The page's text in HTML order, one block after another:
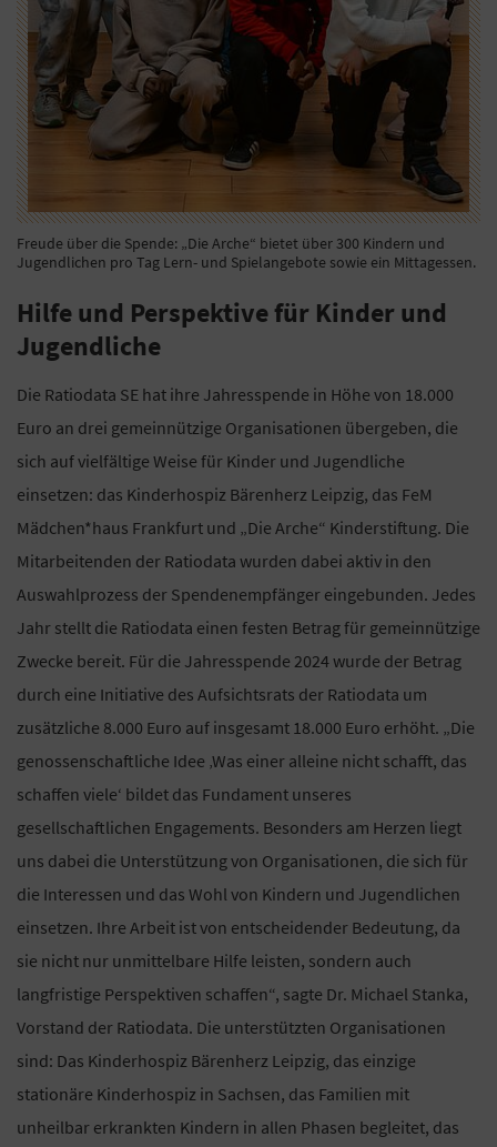
Freude über die Spende: „Die Arche“ bietet über 300 Kindern und
Jugendlichen pro Tag Lern- und Spielangebote sowie ein Mittagessen.
Hilfe und Perspektive für Kinder und
Jugendliche
Die Ratiodata SE hat ihre Jahresspende in Höhe von 18.000
Euro an drei gemeinnützige Organisationen übergeben, die
sich auf vielfältige Weise für Kinder und Jugendliche
einsetzen: das Kinderhospiz Bärenherz Leipzig, das FeM
Mädchen*haus Frankfurt und „Die Arche“ Kinderstiftung. Die
Mitarbeitenden der Ratiodata wurden dabei aktiv in den
Auswahlprozess der Spendenempfänger eingebunden. Jedes
Jahr stellt die Ratiodata einen festen Betrag für gemeinnützige
Zwecke bereit. Für die Jahresspende 2024 wurde der Betrag
durch eine Initiative des Aufsichtsrats der Ratiodata um
zusätzliche 8.000 Euro auf insgesamt 18.000 Euro erhöht. „Die
genossenschaftliche Idee ‚Was einer alleine nicht schafft, das
schaffen viele‘ bildet das Fundament unseres
gesellschaftlichen Engagements. Besonders am Herzen liegt
uns dabei die Unterstützung von Organisationen, die sich für
die Interessen und das Wohl von Kindern und Jugendlichen
einsetzen. Ihre Arbeit ist von entscheidender Bedeutung, da
sie nicht nur unmittelbare Hilfe leisten, sondern auch
langfristige Perspektiven schaffen“, sagte Dr. Michael Stanka,
Vorstand der Ratiodata. Die unterstützten Organisationen
sind: Das Kinderhospiz Bärenherz Leipzig, das einzige
stationäre Kinderhospiz in Sachsen, das Familien mit
unheilbar erkrankten Kindern in allen Phasen begleitet, das